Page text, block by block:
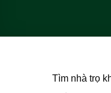
Tìm nhà trọ